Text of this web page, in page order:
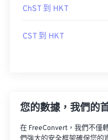
ChST 到 HKT
CST 到 HKT
您的數據，我們的
在 FreeConvert，我們不僅